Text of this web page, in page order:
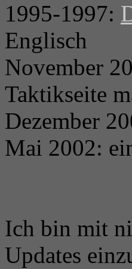
1995-1997:
Englisch
November
Taktikseite
Dezember
Mai 2002:
Ich bin mit
Updates